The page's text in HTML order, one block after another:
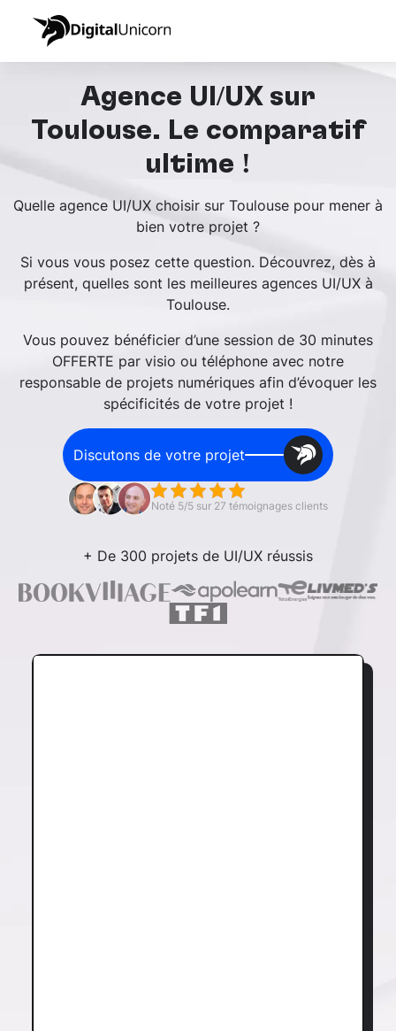
Agence UI/UX sur
Toulouse. Le comparatif
ultime !
Quelle agence UI/UX choisir sur Toulouse pour mener à
bien votre projet ?
Si vous vous posez cette question. Découvrez, dès à
présent, quelles sont les meilleures agences UI/UX à
Toulouse.
Vous pouvez bénéficier d’une session de 30 minutes
OFFERTE par visio ou téléphone avec notre
responsable de projets numériques afin d’évoquer les
spécificités de votre projet !
Discutons de votre projet
Noté 5/5 sur 27 témoignages clients
+ De 300 projets de UI/UX réussis